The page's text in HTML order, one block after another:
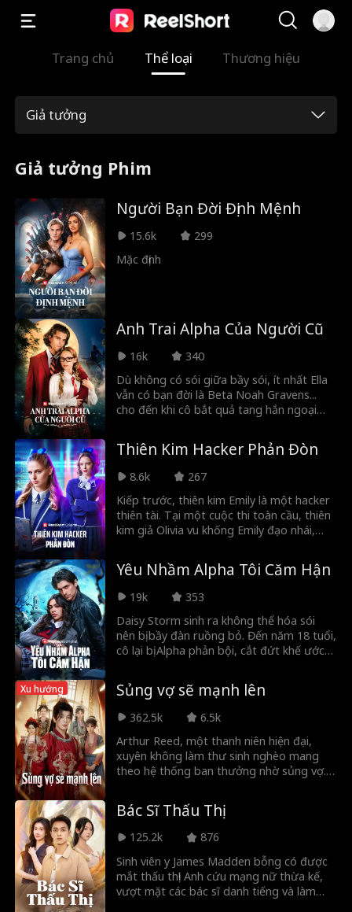
Trang chủ Thể loại Thương hiệu
Giả tưởng
Giả tưởng Phim
Người Bạn Đời Định Mệnh
15.6k
299
Mặc định
Anh Trai Alpha Của Người Cũ
16k
340
Dù không có sói giữa bầy sói, ít nhất Ella
vẫn có bạn đời là Beta Noah Gravens...
cho đến khi cô bắt quả tang hắn ngoại
vào vòng tay của anh trai Noah là Liam
Gravens. Anh là Alpha mới trở về của Bầy
Trăng Lưỡi liềm, người đã yêu cô từ thuở
bé và biết rõ cô là bạn đời định mệnh của
mình. Giữa những kẻ ghen ghét, tình cũ
hằn học và hai thế giới chia cắt, liệu Ella và
Liam có thể bảo vệ được tình yêu định
Thiên Kim Hacker Phản Đòn
8.6k
267
Kiếp trước, thiên kim Emily là một hacker
thiên tài. Tại một cuộc thi toàn cầu, thiên
kim giả Olivia vu khống Emily đạo nhái,
lời dối trá đó và đuổi cô khỏi nhà. Cuối
cùng, cô bị Olivia sát hại. Trùng sinh một
đời, Emily không chỉ ân đoạn nghĩa tuyệt
với gia đình mù quáng kia, mà còn vả mặt
thiên kim giả Olivia, kẻ dám vu khống cô
đạo nhái.
Yêu Nhầm Alpha Tôi Căm Hận
19k
353
Daisy Storm sinh ra không thể hóa sói
nên bị bầy đàn ruồng bỏ. Đến năm 18 tuổi,
cô lại bị Alpha phản bội, cắt đứt khế ước
Sáu tháng sau, mẹ cô qua đời bí ẩn, buộc
Daisy đối mặt với Alpha mới là Nolan
Fenrir, kẻ nghi đã hại chết mẹ cô. Nhưng
giữa họ lại xuất hiện một liên kết định
mệnh không thể lý giải.
Xu hướng Sủng vợ sẽ mạnh lên
362.5k
6.5k
Arthur Reed, một thanh niên hiện đại,
xuyên không làm thư sinh nghèo mang
theo hệ thống ban thưởng nhờ sủng vợ.
phỉ, rồi đính hôn với Nữ công tước Sibly.
Tại kinh thành, anh cứu mạng Thái hậu,
phá tan âm mưu ngoại bang và giúp Nữ
đế hạ gục Nhiếp chính vương. Cuối cùng,
anh chối bỏ quyền lực, lui về ở ẩn bình yên
bên các thê tử.
Bác Sĩ Thấu Thị
125.2k
876
Sinh viên y James Madden bỗng có được
mắt thấu thị! Anh cứu mạng nữ thừa kế,
vượt mặt các bác sĩ danh tiếng và làm